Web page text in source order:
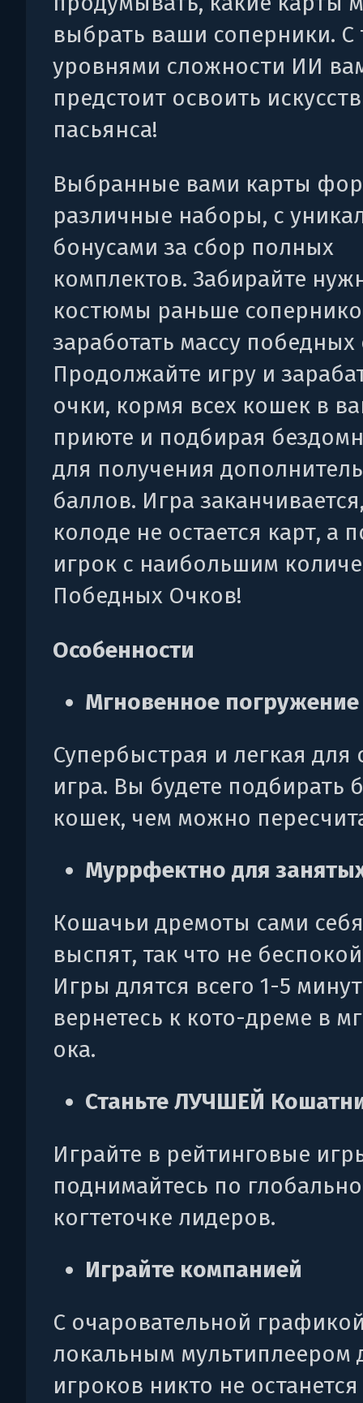
выбрать ваши соперники. С
уровнями сложности ИИ
предстоит освоить
пасьянса!
Выбранные вами карты
различные наборы, с
бонусами за сбор полных
комплектов. Забирайте
костюмы раньше
заработать массу победных
Продолжайте игру и
очки, кормя всех кошек в
приюте и подбирая
для получения
баллов. Игра
колоде не остается карт, а
игрок с наибольшим
Победных Очков!
Особенности
Мгновенное погружение
Супербыстрая и легкая для
игра. Вы будете подбирать
кошек, чем можно
Муррфектно для
Кошачьи дремоты сами
выспят, так что не
Игры длятся всего 1-5
вернетесь к кото-дреме в
ока.
Станьте ЛУЧШЕЙ
Играйте в рейтинговые
поднимайтесь по
когтеточке лидеров.
Играйте компанией
С очаровательной
локальным мультиплеером
игроков никто не